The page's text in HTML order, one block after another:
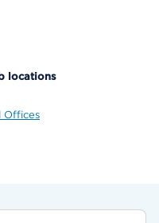
locations
Offices